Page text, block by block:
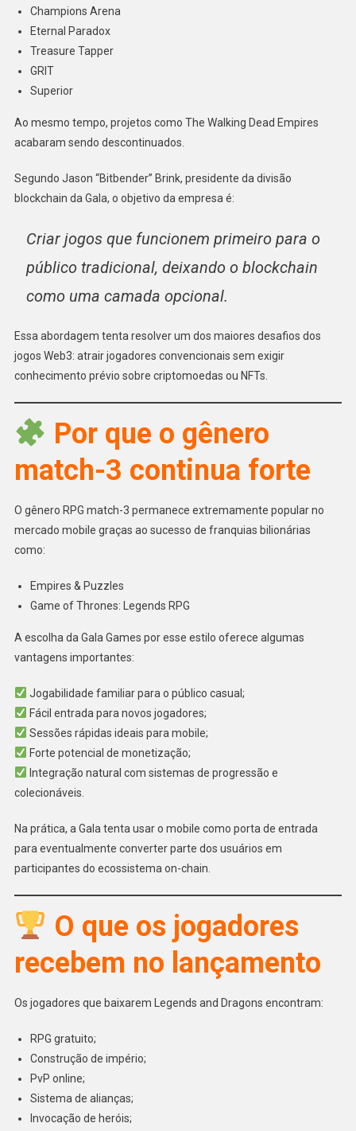
Champions Arena
Eternal Paradox
Treasure Tapper
GRIT
Superior
Ao mesmo tempo, projetos como The Walking Dead Empires
acabaram sendo descontinuados.
Segundo Jason “Bitbender” Brink, presidente da divisão
blockchain da Gala, o objetivo da empresa é:
Criar jogos que funcionem primeiro para o
público tradicional, deixando o blockchain
como uma camada opcional.
Essa abordagem tenta resolver um dos maiores desafios dos
jogos Web3: atrair jogadores convencionais sem exigir
conhecimento prévio sobre criptomoedas ou NFTs.
Por que o gênero
match-3 continua forte
O gênero RPG match-3 permanece extremamente popular no
mercado mobile graças ao sucesso de franquias bilionárias
como:
Empires & Puzzles
Game of Thrones: Legends RPG
A escolha da Gala Games por esse estilo oferece algumas
vantagens importantes:
Jogabilidade familiar para o público casual;
Fácil entrada para novos jogadores;
Sessões rápidas ideais para mobile;
Forte potencial de monetização;
Integração natural com sistemas de progressão e
colecionáveis.
Na prática, a Gala tenta usar o mobile como porta de entrada
para eventualmente converter parte dos usuários em
participantes do ecossistema on-chain.
O que os jogadores
recebem no lançamento
Os jogadores que baixarem Legends and Dragons encontram:
RPG gratuito;
Construção de império;
PvP online;
Sistema de alianças;
Invocação de heróis;